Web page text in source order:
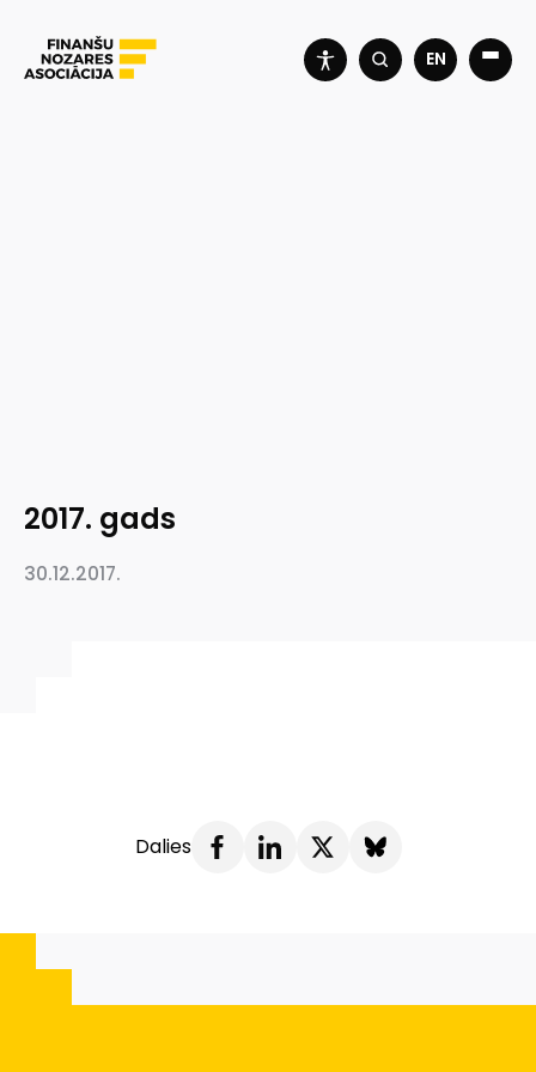
EN
2017. gads
30.12.2017.
Dalies